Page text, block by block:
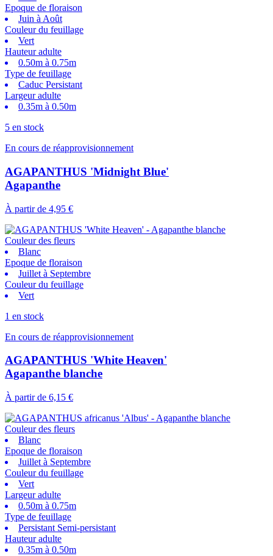
Epoque de floraison
Juin à Août
Couleur du feuillage
Vert
Hauteur adulte
0.50m à 0.75m
Type de feuillage
Caduc Persistant
Largeur adulte
0.35m à 0.50m
5 en stock
En cours de réapprovisionnement
AGAPANTHUS 'Midnight Blue'
Agapanthe
À partir de 4,95 €
Couleur des fleurs
Blanc
Epoque de floraison
Juillet à Septembre
Couleur du feuillage
Vert
1 en stock
En cours de réapprovisionnement
AGAPANTHUS 'White Heaven'
Agapanthe blanche
À partir de 6,15 €
Couleur des fleurs
Blanc
Epoque de floraison
Juillet à Septembre
Couleur du feuillage
Vert
Largeur adulte
0.50m à 0.75m
Type de feuillage
Persistant Semi-persistant
Hauteur adulte
0.35m à 0.50m